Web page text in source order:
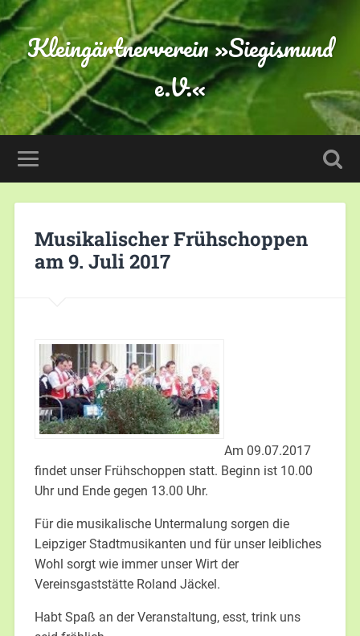
Kleingärtnerverein »Siegismund
e.V.«
Musikalischer Frühschoppen
am 9. Juli 2017
Am 09.07.2017
findet unser Frühschoppen statt. Beginn ist 10.00
Uhr und Ende gegen 13.00 Uhr.
Für die musikalische Untermalung sorgen die
Leipziger Stadtmusikanten und für unser leibliches
Wohl sorgt wie immer unser Wirt der
Vereinsgaststätte Roland Jäckel.
Habt Spaß an der Veranstaltung, esst, trink uns